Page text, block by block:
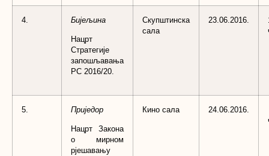
4. Бијељина
Нацрт
Стратегије
запошљавања
РС 2016/20.
Скупштинска
сала
23.06.2016.
5. Приједор
Нацрт Закона
о мирном
рјешавању
Кино сала 24.06.2016.